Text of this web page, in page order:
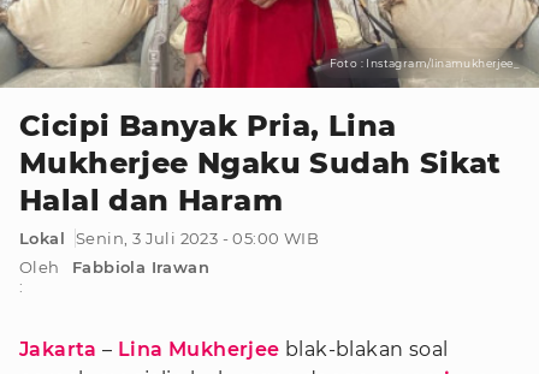
Foto : Instagram/linamukherjee_
Cicipi Banyak Pria, Lina
Mukherjee Ngaku Sudah Sikat
Halal dan Haram
Lokal
Senin, 3 Juli 2023 - 05:00 WIB
Oleh
:
Fabbiola Irawan
Jakarta – Lina Mukherjee blak-blakan soal